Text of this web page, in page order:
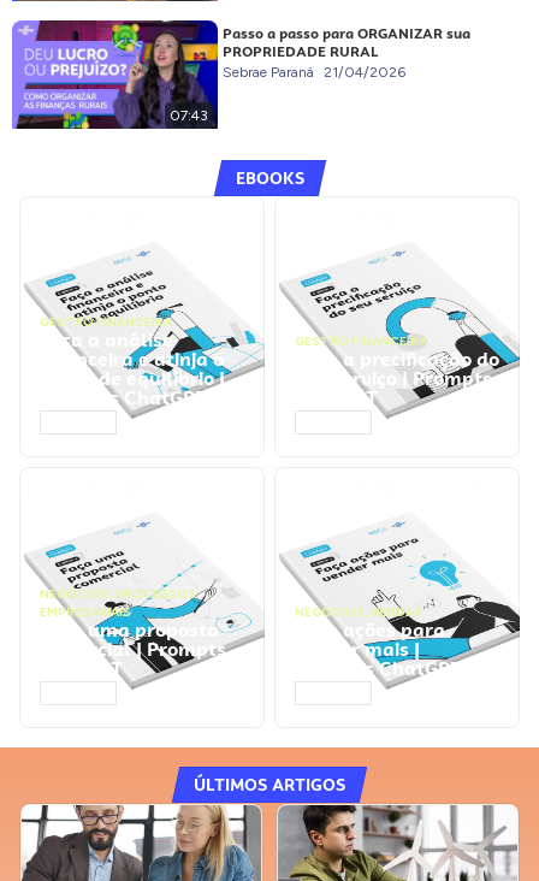
07:43
Passo a passo para ORGANIZAR sua
PROPRIEDADE RURAL
Sebrae Paraná 21/04/2026
EBOOKS
GESTÃO FINANCEIRA
Faça a análise
financeira e atinja o
ponto de equilíbrio |
Prompts ChatGPT
GESTÃO FINANCEIRA
Faça a precificação do
seu serviço | Prompts
ChatGPT
NEGÓCIOS, PROCESSOS
EMPRESARIAIS
Faça uma proposta
comercial | Prompts
ChatGPT
NEGÓCIOS, VENDAS
Faça ações para
vender mais |
Prompts ChatGPT
ÚLTIMOS ARTIGOS